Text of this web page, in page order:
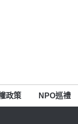
政策 NPO巡禮